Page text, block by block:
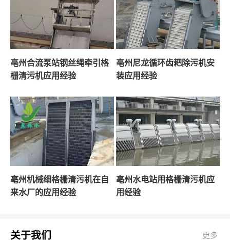
亳州合流泵站钢丝绳牵引格
栅清污机应用经验
亳州尼龙循环齿耙除污机安
装应用经验
亳州机械细格栅清污机在自
来水厂的应用经验
亳州水电站用格栅清污机应
用经验
关于我们 更多